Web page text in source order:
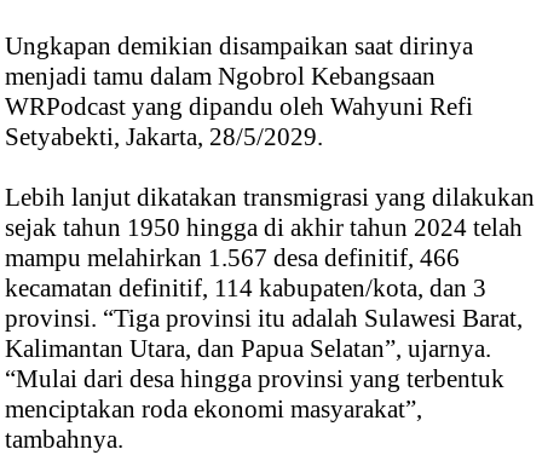
Ungkapan demikian disampaikan saat dirinya
menjadi tamu dalam Ngobrol Kebangsaan
WRPodcast yang dipandu oleh Wahyuni Refi
Setyabekti, Jakarta, 28/5/2029.
Lebih lanjut dikatakan transmigrasi yang dilakukan
sejak tahun 1950 hingga di akhir tahun 2024 telah
mampu melahirkan 1.567 desa definitif, 466
kecamatan definitif, 114 kabupaten/kota, dan 3
provinsi. “Tiga provinsi itu adalah Sulawesi Barat,
Kalimantan Utara, dan Papua Selatan”, ujarnya.
“Mulai dari desa hingga provinsi yang terbentuk
menciptakan roda ekonomi masyarakat”,
tambahnya.